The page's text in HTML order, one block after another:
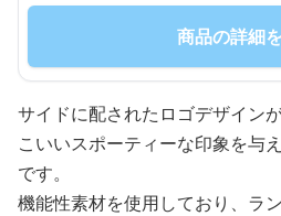
商品の詳細
サイドに配されたロゴデザイン
こいいスポーティーな印象を与
です。
機能性素材を使用しており、ラ